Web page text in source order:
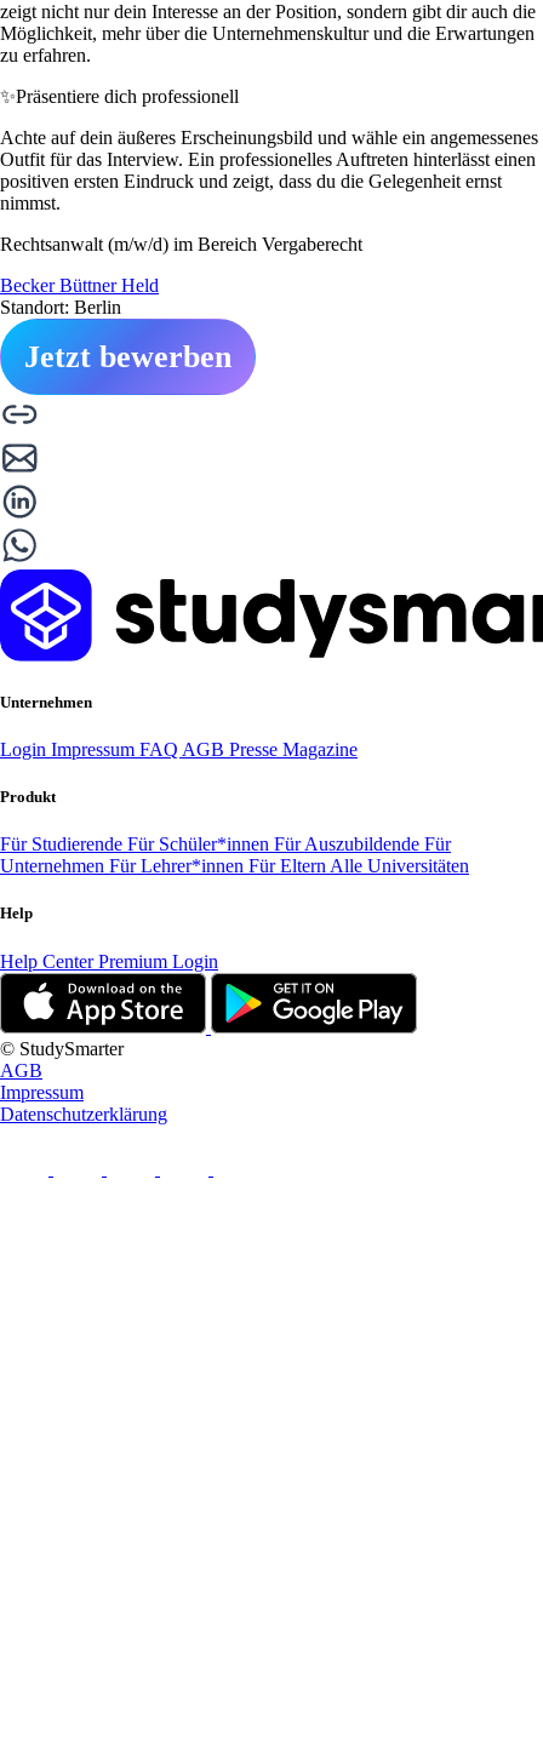
zeigt nicht nur dein Interesse an der Position, sondern gibt dir auch die
Möglichkeit, mehr über die Unternehmenskultur und die Erwartungen
zu erfahren.
✨Präsentiere dich professionell
Achte auf dein äußeres Erscheinungsbild und wähle ein angemessenes
Outfit für das Interview. Ein professionelles Auftreten hinterlässt einen
positiven ersten Eindruck und zeigt, dass du die Gelegenheit ernst
nimmst.
Rechtsanwalt (m/w/d) im Bereich Vergaberecht
Becker Büttner Held
Standort: Berlin
Jetzt bewerben
Unternehmen
Login Impressum FAQ AGB Presse Magazine
Produkt
Für Studierende Für Schüler*innen Für Auszubildende Für
Unternehmen Für Lehrer*innen Für Eltern Alle Universitäten
Help
Help CenterPremium Login
© StudySmarter
AGB
Impressum
Datenschutzerklärung